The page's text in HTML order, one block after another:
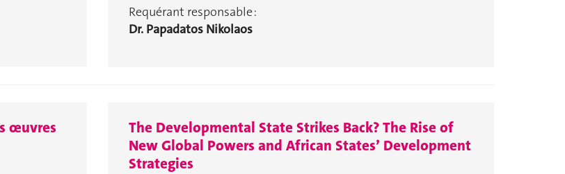
Requérant responsable :
Dr. Papadatos Nikolaos
œuvres
The Developmental State Strikes Back? The Rise of
New Global Powers and African States’ Development
Strategies